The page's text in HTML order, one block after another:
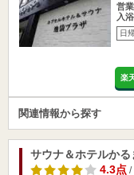
営
入
日
楽
関連情報から探す
サウナ＆ホテルかる
4.3点/